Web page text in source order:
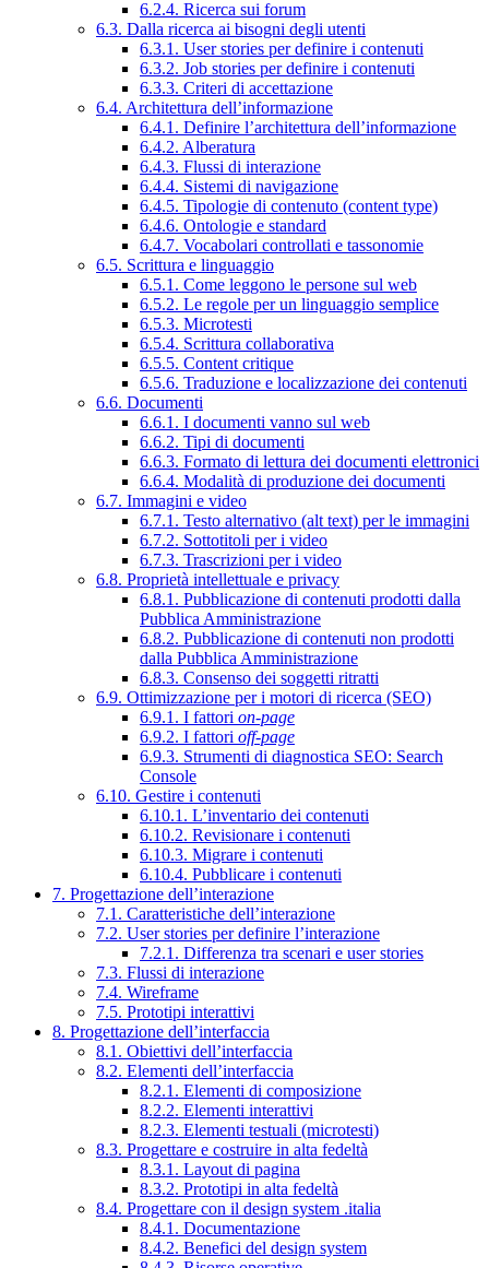
6.2.4. Ricerca sui forum
6.3. Dalla ricerca ai bisogni degli utenti
6.3.1. User stories per definire i contenuti
6.3.2. Job stories per definire i contenuti
6.3.3. Criteri di accettazione
6.4. Architettura dell’informazione
6.4.1. Definire l’architettura dell’informazione
6.4.2. Alberatura
6.4.3. Flussi di interazione
6.4.4. Sistemi di navigazione
6.4.5. Tipologie di contenuto (content type)
6.4.6. Ontologie e standard
6.4.7. Vocabolari controllati e tassonomie
6.5. Scrittura e linguaggio
6.5.1. Come leggono le persone sul web
6.5.2. Le regole per un linguaggio semplice
6.5.3. Microtesti
6.5.4. Scrittura collaborativa
6.5.5. Content critique
6.5.6. Traduzione e localizzazione dei contenuti
6.6. Documenti
6.6.1. I documenti vanno sul web
6.6.2. Tipi di documenti
6.6.3. Formato di lettura dei documenti elettronici
6.6.4. Modalità di produzione dei documenti
6.7. Immagini e video
6.7.1. Testo alternativo (alt text) per le immagini
6.7.2. Sottotitoli per i video
6.7.3. Trascrizioni per i video
6.8. Proprietà intellettuale e privacy
6.8.1. Pubblicazione di contenuti prodotti dalla
Pubblica Amministrazione
6.8.2. Pubblicazione di contenuti non prodotti
dalla Pubblica Amministrazione
6.8.3. Consenso dei soggetti ritratti
6.9. Ottimizzazione per i motori di ricerca (SEO)
6.9.1. I fattori on-page
6.9.2. I fattori off-page
6.9.3. Strumenti di diagnostica SEO: Search
Console
6.10. Gestire i contenuti
6.10.1. L’inventario dei contenuti
6.10.2. Revisionare i contenuti
6.10.3. Migrare i contenuti
6.10.4. Pubblicare i contenuti
7. Progettazione dell’interazione
7.1. Caratteristiche dell’interazione
7.2. User stories per definire l’interazione
7.2.1. Differenza tra scenari e user stories
7.3. Flussi di interazione
7.4. Wireframe
7.5. Prototipi interattivi
8. Progettazione dell’interfaccia
8.1. Obiettivi dell’interfaccia
8.2. Elementi dell’interfaccia
8.2.1. Elementi di composizione
8.2.2. Elementi interattivi
8.2.3. Elementi testuali (microtesti)
8.3. Progettare e costruire in alta fedeltà
8.3.1. Layout di pagina
8.3.2. Prototipi in alta fedeltà
8.4. Progettare con il design system .italia
8.4.1. Documentazione
8.4.2. Benefici del design system